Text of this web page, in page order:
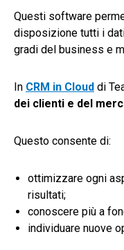
Questi software
disposizione tutti i
gradi del business e
In CRM in Cloud di
dei clienti e del
Questo consente di:
ottimizzare ogni
risultati;
conoscere più a
individuare nuove